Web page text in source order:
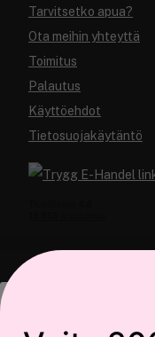
Tämä
Tarvitsetko apua?
Ota meihin yhteyttä
Toimitus
Palautus
Käyttöehdot
Tietosuojakäytäntö